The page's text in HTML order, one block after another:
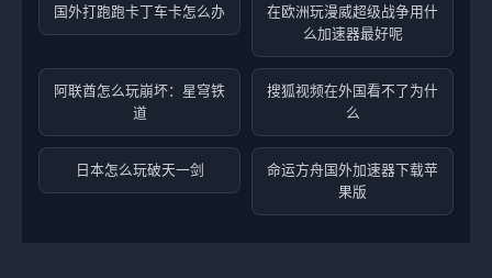
国外打跑跑卡丁车卡怎么办
在欧洲玩漫威超级战争用什
么加速器最好呢
阿联酋怎么玩崩坏：星穹铁
道
搜狐视频在外国看不了为什
么
日本怎么玩破天一剑
命运方舟国外加速器下载苹
果版